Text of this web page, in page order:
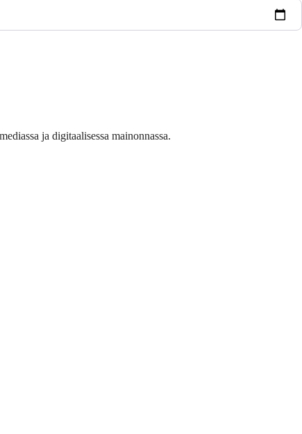
ja digitaalisessa mainonnassa.